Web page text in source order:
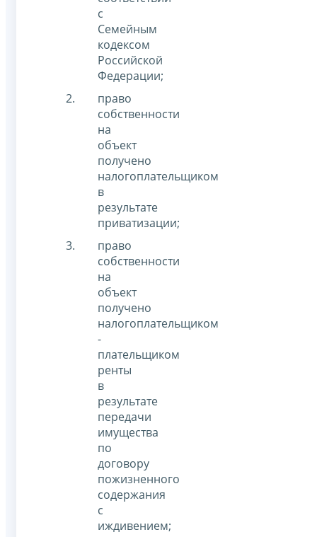
с
Семейным
кодексом
Российской
Федерации;
право
собственности
на
объект
получено
налогоплательщиком
в
результате
приватизации;
право
собственности
на
объект
получено
налогоплательщиком
-
плательщиком
ренты
в
результате
передачи
имущества
по
договору
пожизненного
содержания
с
иждивением;